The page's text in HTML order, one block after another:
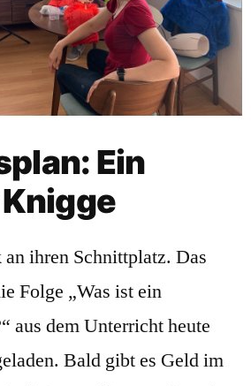
Ein
ihren Schnittplatz. Das
Folge „Was ist ein
aus dem Unterricht heute
Bald gibt es Geld im